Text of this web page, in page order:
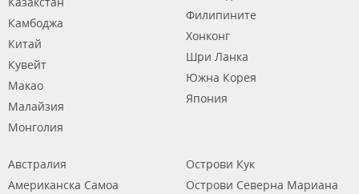
Камбоджа
Китай
Кувейт
Макао
Малайзия
Монголия
Филипините
Хонконг
Шри Ланка
Южна Корея
Япония
Австралия
Американска Самоа
Острови Кук
Острови Северна Мариана